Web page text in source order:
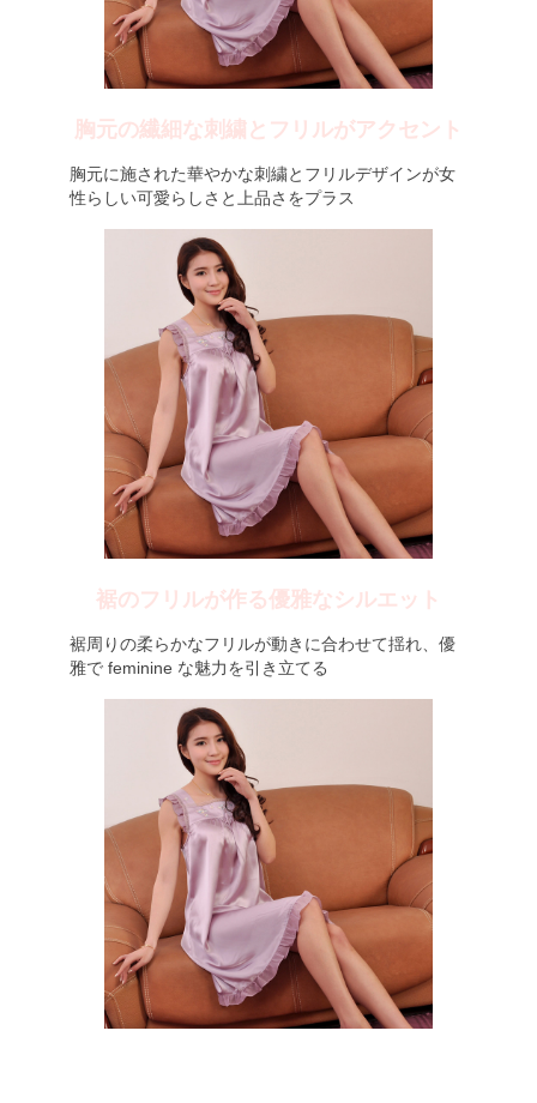
胸元の繊細な刺繍とフリルがアクセント
胸元に施された華やかな刺繍とフリルデザインが女
性らしい可愛らしさと上品さをプラス
裾のフリルが作る優雅なシルエット
裾周りの柔らかなフリルが動きに合わせて揺れ、優
雅で feminine な魅力を引き立てる